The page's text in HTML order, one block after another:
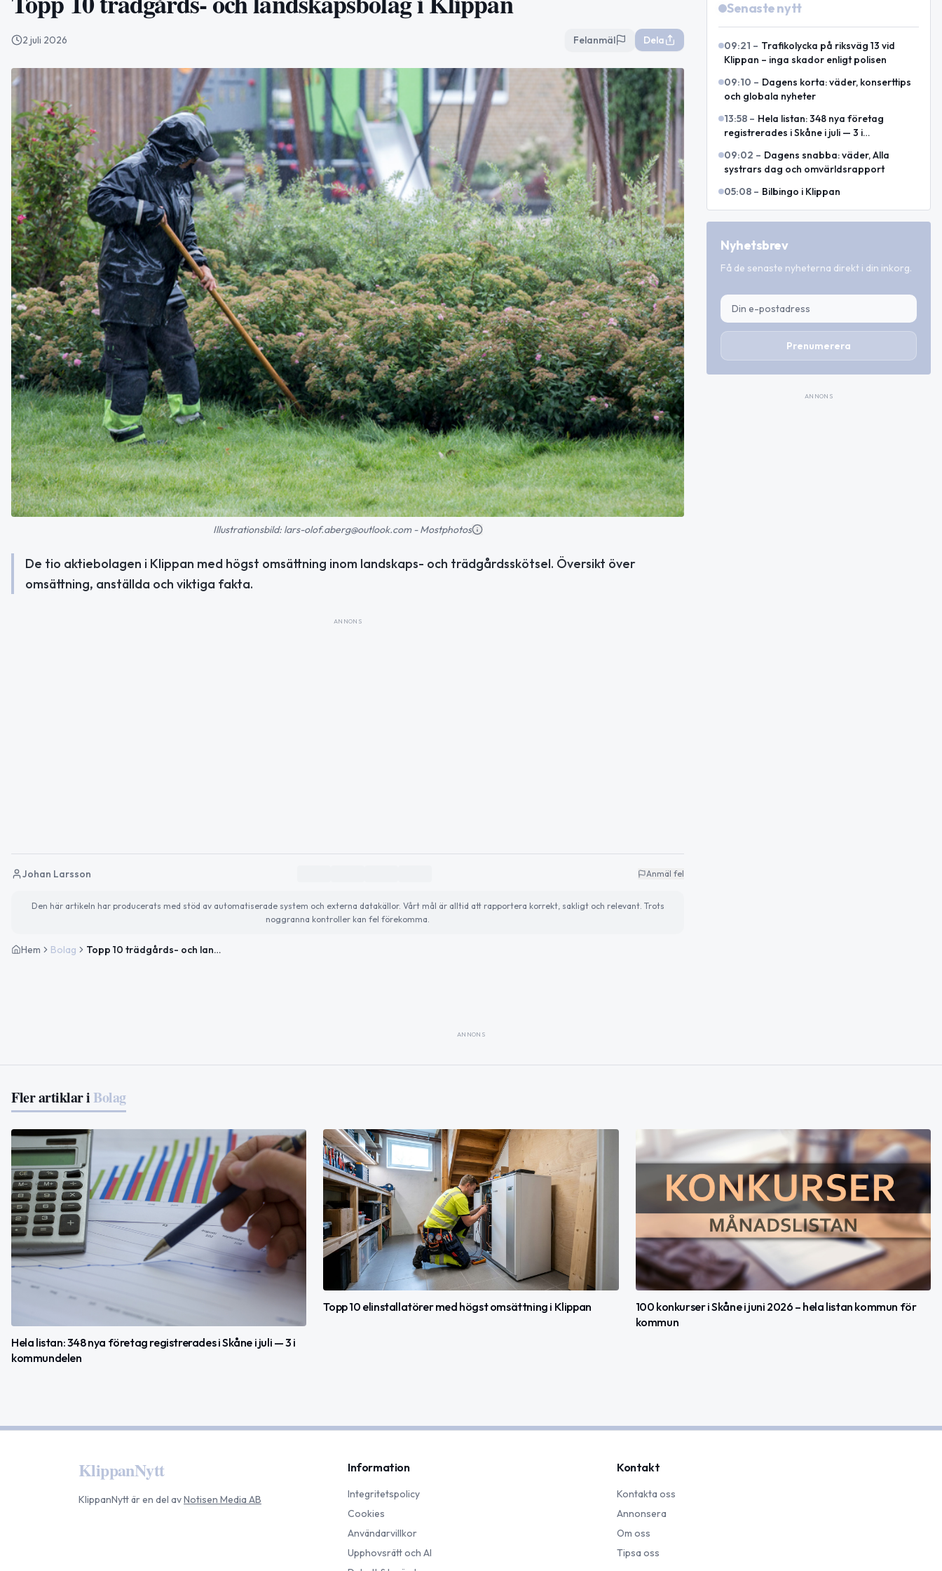
2 juli 2026 Felanmäl Dela
Illustrationsbild: lars-olof.aberg@outlook.com - Mostphotos
De tio aktiebolagen i Klippan med högst omsättning inom landskaps- och trädgårdsskötsel. Översikt över
omsättning, anställda och viktiga fakta.
ANNONS
Johan Larsson Anmäl fel
Den här artikeln har producerats med stöd av automatiserade system och externa datakällor. Vårt mål är alltid att rapportera korrekt, sakligt och relevant. Trots
noggranna kontroller kan fel förekomma.
Hem Bolag Topp 10 trädgårds- och landskapsbolag i Klippan
Senaste nytt
09:21 – Trafikolycka på riksväg 13 vid
Klippan – inga skador enligt polisen
09:10 – Dagens korta: väder, konserttips
och globala nyheter
13:58 – Hela listan: 348 nya företag
registrerades i Skåne i juli — 3 i
09:02 – Dagens snabba: väder, Alla
systrars dag och omvärldsrapport
05:08 – Bilbingo i Klippan
Nyhetsbrev
Få de senaste nyheterna direkt i din inkorg.
Prenumerera
ANNONS
ANNONS
Fler artiklar iBolag
Hela listan: 348 nya företag registrerades i Skåne i juli — 3 i
kommundelen
Topp 10 elinstallatörer med högst omsättning i Klippan
100 konkurser i Skåne i juni 2026 – hela listan kommun för
kommun
KlippanNytt
KlippanNyttär en del avNotisen Media AB
Information
Integritetspolicy
Cookies
Användarvillkor
Upphovsrätt och AI
Kontakt
Kontakta oss
Annonsera
Om oss
Tipsa oss